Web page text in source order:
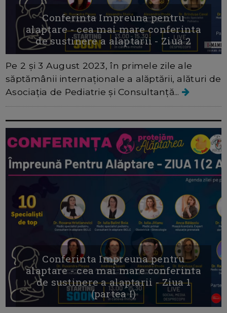
Conferinta Impreuna pentru
alaptare - cea mai mare conferinta
de sustinere a alaptarii - Ziua 2
Pe 2 și 3 August 2023, în primele zile ale
săptămânii internaționale a alăptării, alături de
Asociația de Pediatrie și Consultanță...
Conferinta Impreuna pentru
alaptare - cea mai mare conferinta
de sustinere a alaptarii - Ziua 1
(partea I)